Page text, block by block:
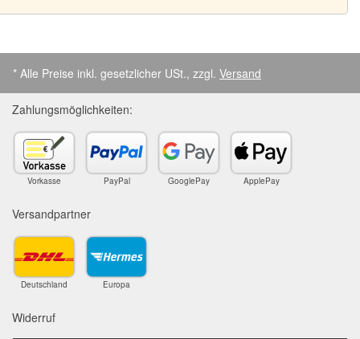
* Alle Preise inkl. gesetzlicher USt., zzgl. Versand
Zahlungsmöglichkeiten:
Vorkasse PayPal GooglePay ApplePay
Versandpartner
Deutschland Europa
Widerruf